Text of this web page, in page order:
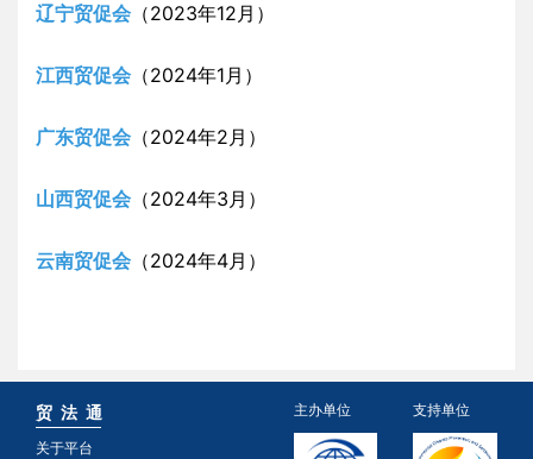
辽宁贸促会 （2023年12月）
江西贸促会 （2024年1月）
广东贸促会 （2024年2月）
山西贸促会 （2024年3月）
云南贸促会 （2024年4月）
贸 法 通
关于平台
主办单位 支持单位